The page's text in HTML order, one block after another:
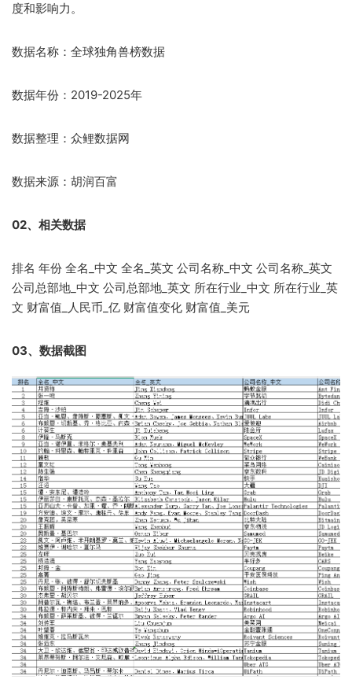
度和影响力。
数据名称：全球独角兽榜数据
数据年份：2019-2025年
数据整理：众鲤数据网
数据来源：胡润百富
02、相关数据
排名 年份 全名_中文 全名_英文 公司名称_中文 公司名称_英文
公司总部地_中文 公司总部地_英文 所在行业_中文 所在行业_英
文 财富值_人民币_亿 财富值变化 财富值_美元
03、数据截图